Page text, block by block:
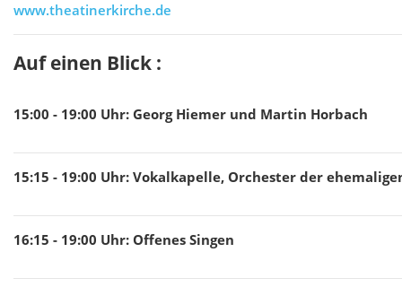
www.theatinerkirche.de
Auf einen Blick :
15:00 - 19:00 Uhr: Georg Hiemer und Martin Horbach
15:15 - 19:00 Uhr: Vokalkapelle, Orchester der
16:15 - 19:00 Uhr: Offenes Singen